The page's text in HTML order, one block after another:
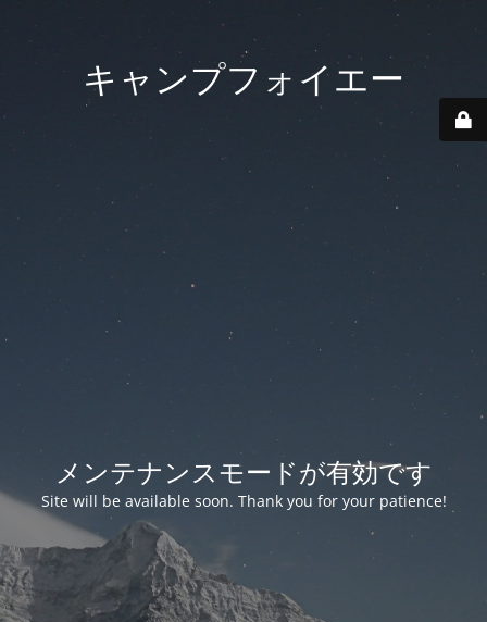
キャンプフォイエー
メンテナンスモードが有効です
Site will be available soon. Thank you for your patience!